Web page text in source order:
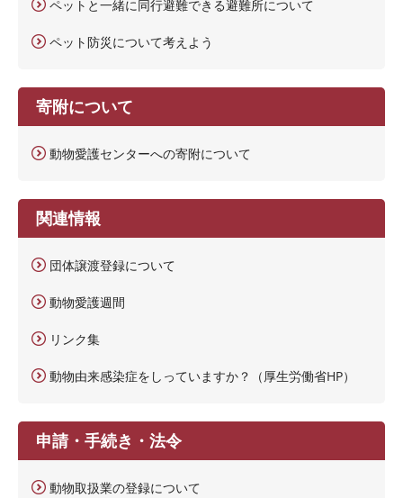
ペットと一緒に同行避難できる避難所について
ペット防災について考えよう
寄附について
動物愛護センターへの寄附について
関連情報
団体譲渡登録について
動物愛護週間
リンク集
動物由来感染症をしっていますか？（厚生労働省HP）
申請・手続き・法令
動物取扱業の登録について